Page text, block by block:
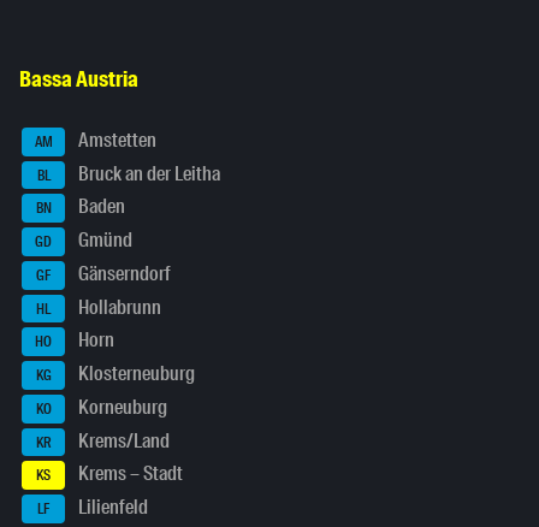
Bassa Austria
AM Amstetten
BL Bruck an der Leitha
BN Baden
GD Gmünd
GF Gänserndorf
HL Hollabrunn
HO Horn
KG Klosterneuburg
KO Korneuburg
KR Krems/Land
KS Krems – Stadt
LF Lilienfeld